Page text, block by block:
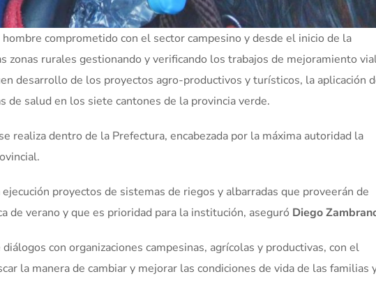
hombre comprometido con el sector campesino y desde el inicio de la
zonas rurales gestionando y verificando los trabajos de mejoramiento
desarrollo de los proyectos agro-productivos y turísticos, la aplicación
de salud en los siete cantones de la provincia verde.
realiza dentro de la Prefectura, encabezada por la máxima autoridad la
proyectos de sistemas de riegos y albarradas que proveerán de
de verano y que es prioridad para la institución, aseguró Diego
con organizaciones campesinas, agrícolas y productivas, con el
la manera de cambiar y mejorar las condiciones de vida de las familias